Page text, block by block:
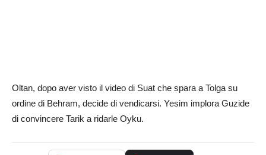
Oltan, dopo aver visto il video di Suat che spara a Tolga su
ordine di Behram, decide di vendicarsi. Yesim implora Guzide
di convincere Tarik a ridarle Oyku.